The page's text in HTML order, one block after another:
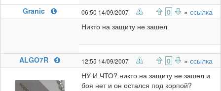
Granic
06:50 14/09/2007 0 » ссылка
Никто на защиту не зашел
ALGO7R 12:55 14/09/2007 0 » ссылка
НУ И ЧТО? никто на защиту не зашел и
боя нет и он остался под корпой?